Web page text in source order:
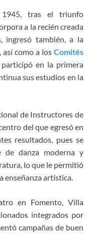
tras el triunfo
a la recién creada
ingresó también, a la
, así como a los Comités
en la primera
sus estudios en la
de Instructores de
del que egresó en
resultados, pues se
de danza moderna y
lo que le permitió
enseñanza artística.
en Fomento, Villa
integrados por
campañas de buen